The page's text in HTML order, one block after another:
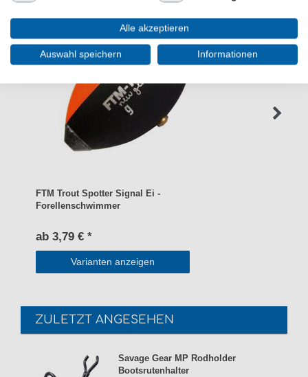
FTM Trout Spotter Signal Ei -
Forellenschwimmer
ab 3,79 € *
Varianten anzeigen
ZULETZT ANGESEHEN
Savage Gear MP Rodholder
Bootsrutenhalter
Alle akzeptieren
Auswahl speichern Informationen